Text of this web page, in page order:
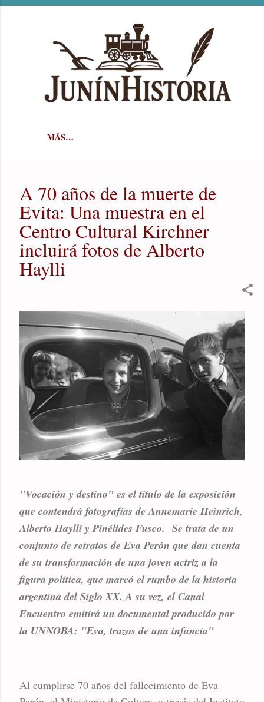
MÁS…
A 70 años de la muerte de
Evita: Una muestra en el
Centro Cultural Kirchner
incluirá fotos de Alberto
Haylli
"Vocación y destino" es el título de la exposición
que contendrá fotografías de Annemarie Heinrich,
Alberto Haylli y Pinélides Fusco. Se trata de un
conjunto de retratos de Eva Perón que dan cuenta
de su transformación de una joven actriz a la
figura política, que marcó el rumbo de la historia
argentina del Siglo XX. A su vez, el Canal
Encuentro emitirá un documental producido por
la UNNOBA: "Eva, trazos de una infancia"
Al cumplirse 70 años del fallecimiento de Eva